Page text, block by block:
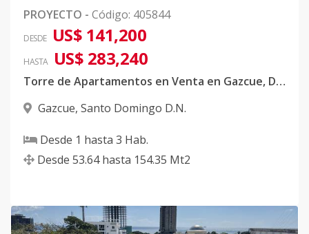
PROYECTO - Código: 405844
DESDE US$ 141,200
HASTA US$ 283,240
Torre de Apartamentos en Venta en Gazcue, D.N
Gazcue, Santo Domingo D.N.
Desde 1 hasta 3 Hab.
Desde 53.64 hasta 154.35 Mt2